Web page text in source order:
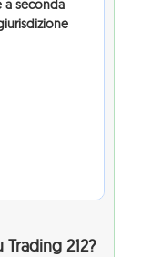
a seconda
212?